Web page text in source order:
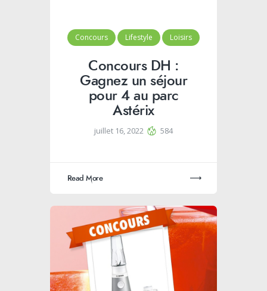
Concours Lifestyle Loisirs
Concours DH :
Gagnez un séjour
pour 4 au parc
Astérix
juillet 16, 2022 584
Read More